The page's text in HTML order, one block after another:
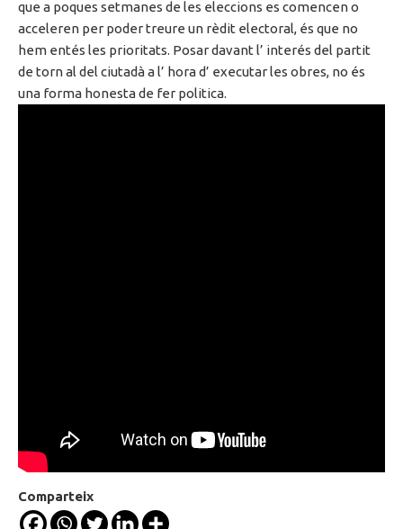
que a poques setmanes de les eleccions es comencen o
acceleren per poder treure un rèdit electoral, és que no
hem entés les prioritats. Posar davant l’ interés del partit
de torn al del ciutadà a l’ hora d’ executar les obres, no és
una forma honesta de fer politica.
Comparteix